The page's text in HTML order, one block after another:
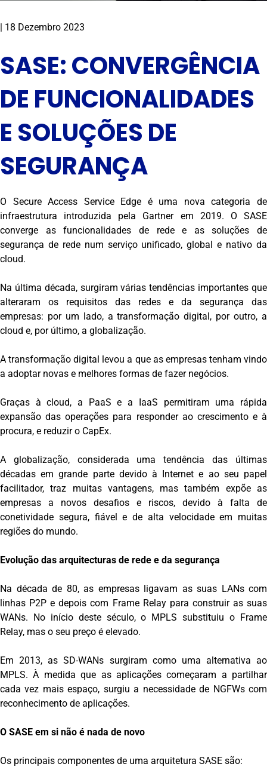
| 18 Dezembro 2023
SASE: CONVERGÊNCIA
DE FUNCIONALIDADES
E SOLUÇÕES DE
SEGURANÇA
O Secure Access Service Edge é uma nova categoria de
infraestrutura introduzida pela Gartner em 2019. O SASE
converge as funcionalidades de rede e as soluções de
segurança de rede num serviço unificado, global e nativo da
cloud.
Na última década, surgiram várias tendências importantes que
alteraram os requisitos das redes e da segurança das
empresas: por um lado, a transformação digital, por outro, a
cloud e, por último, a globalização.
A transformação digital levou a que as empresas tenham vindo
a adoptar novas e melhores formas de fazer negócios.
Graças à cloud, a PaaS e a IaaS permitiram uma rápida
expansão das operações para responder ao crescimento e à
procura, e reduzir o CapEx.
A globalização, considerada uma tendência das últimas
décadas em grande parte devido à Internet e ao seu papel
facilitador, traz muitas vantagens, mas também expõe as
empresas a novos desafios e riscos, devido à falta de
conetividade segura, fiável e de alta velocidade em muitas
regiões do mundo.
Evolução das arquitecturas de rede e da segurança
Na década de 80, as empresas ligavam as suas LANs com
linhas P2P e depois com Frame Relay para construir as suas
WANs. No início deste século, o MPLS substituiu o Frame
Relay, mas o seu preço é elevado.
Em 2013, as SD-WANs surgiram como uma alternativa ao
MPLS. À medida que as aplicações começaram a partilhar
cada vez mais espaço, surgiu a necessidade de NGFWs com
reconhecimento de aplicações.
O SASE em si não é nada de novo
Os principais componentes de uma arquitetura SASE são: